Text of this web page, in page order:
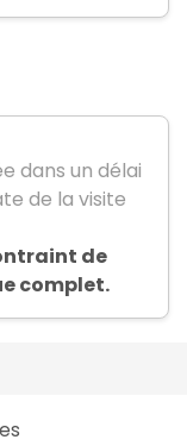
dans un délai
de la visite
de
complet.